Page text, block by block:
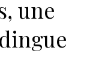
une